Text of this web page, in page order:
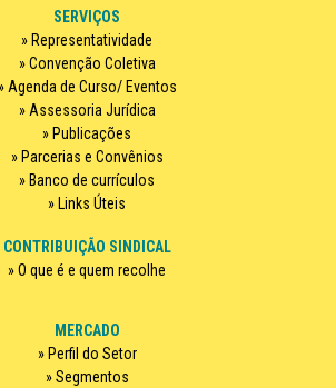
SERVIÇOS
Representatividade
Convenção Coletiva
Agenda de Curso/ Eventos
Assessoria Jurídica
Publicações
Parcerias e Convênios
Banco de currículos
Links Úteis
CONTRIBUIÇÃO SINDICAL
O que é e quem recolhe
MERCADO
Perfil do Setor
Segmentos